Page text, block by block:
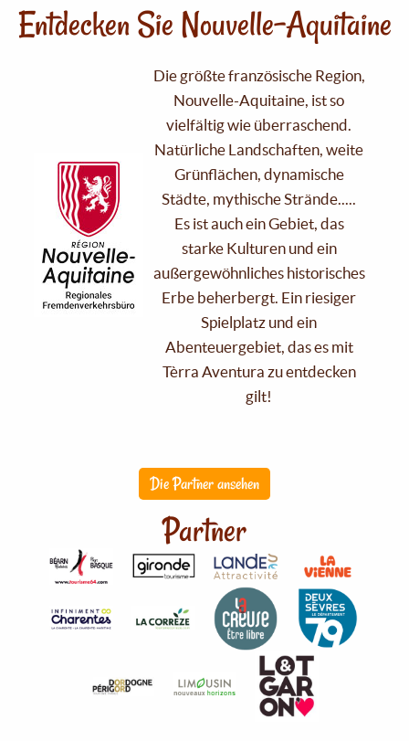
Entdecken Sie Nouvelle-Aquitaine
Die größte französische Region,
Nouvelle-Aquitaine, ist so
vielfältig wie überraschend.
Natürliche Landschaften, weite
Grünflächen, dynamische
Städte, mythische Strände.....
Es ist auch ein Gebiet, das
starke Kulturen und ein
außergewöhnliches historisches
Erbe beherbergt. Ein riesiger
Spielplatz und ein
Abenteuergebiet, das es mit
Tèrra Aventura zu entdecken
gilt!
Die Partner ansehen
Partner